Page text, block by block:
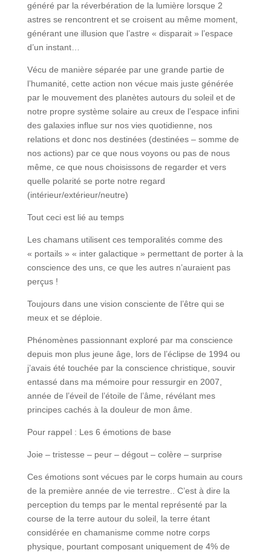
généré par la réverbération de la lumière lorsque 2
astres se rencontrent et se croisent au même moment,
générant une illusion que l’astre « disparait » l’espace
d’un instant…
Vécu de manière séparée par une grande partie de
l’humanité, cette action non vécue mais juste générée
par le mouvement des planètes autours du soleil et de
notre propre système solaire au creux de l’espace infini
des galaxies influe sur nos vies quotidienne, nos
relations et donc nos destinées (destinées – somme de
nos actions) par ce que nous voyons ou pas de nous
même, ce que nous choisissons de regarder et vers
quelle polarité se porte notre regard
(intérieur/extérieur/neutre)
Tout ceci est lié au temps
Les chamans utilisent ces temporalités comme des
« portails » « inter galactique » permettant de porter à la
conscience des uns, ce que les autres n’auraient pas
perçus !
Toujours dans une vision consciente de l’être qui se
meux et se déploie.
Phénomènes passionnant exploré par ma conscience
depuis mon plus jeune âge, lors de l’éclipse de 1994 ou
j’avais été touchée par la conscience christique, souvir
entassé dans ma mémoire pour ressurgir en 2007,
année de l’éveil de l’étoile de l’âme, révélant mes
principes cachés à la douleur de mon âme.
Pour rappel : Les 6 émotions de base
Joie – tristesse – peur – dégout – colère – surprise
Ces émotions sont vécues par le corps humain au cours
de la première année de vie terrestre.. C’est à dire la
perception du temps par le mental représenté par la
course de la terre autour du soleil, la terre étant
considérée en chamanisme comme notre corps
physique, pourtant composant uniquement de 4% de